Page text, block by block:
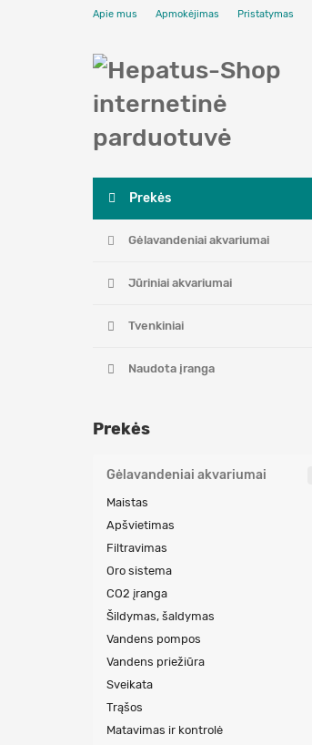
Apie mus Apmokėjimas Pristatymas
Prekės
Gėlavandeniai akvariumai
Jūriniai akvariumai
Tvenkiniai
Naudota įranga
Prekės
Gėlavandeniai akvariumai
Maistas
Apšvietimas
Filtravimas
Oro sistema
CO2 įranga
Šildymas, šaldymas
Vandens pompos
Vandens priežiūra
Sveikata
Trąšos
Matavimas ir kontrolė